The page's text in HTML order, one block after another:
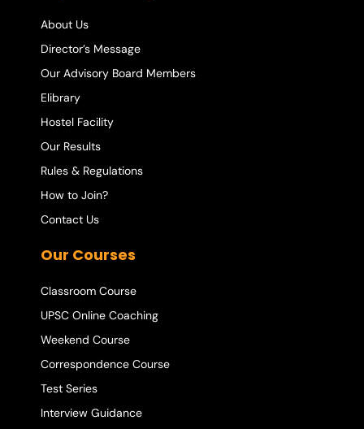
About Us
Director’s Message
Our Advisory Board Members
Elibrary
Hostel Facility
Our Results
Rules & Regulations
How to Join?
Contact Us
Our Courses
Classroom Course
UPSC Online Coaching
Weekend Course
Correspondence Course
Test Series
Interview Guidance